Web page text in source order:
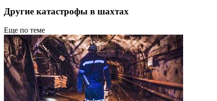
Другие катастрофы в шахтах
Еще по теме